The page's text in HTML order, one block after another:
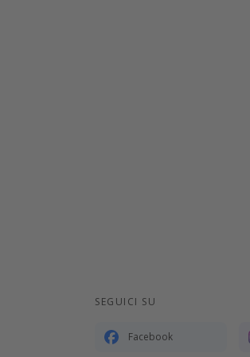
SEGUICI SU
Facebook